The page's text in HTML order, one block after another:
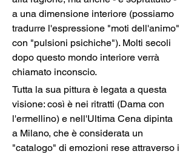
a una dimensione interiore (possiamo
tradurre l'espressione "moti dell'animo"
con "pulsioni psichiche"). Molti secoli
dopo questo mondo interiore verrà
chiamato inconscio.
Tutta la sua pittura è legata a questa
visione: così è nei ritratti (Dama con
l'ermellino) e nell'Ultima Cena dipinta
a Milano, che è considerata un
"catalogo" di emozioni rese attraverso i